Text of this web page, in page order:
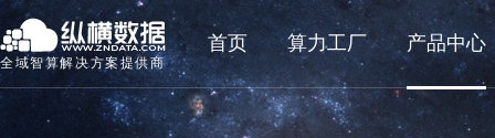
全域智算解决方案提供商
首页 算力工厂 产品中心